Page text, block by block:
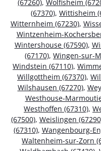
(67260), Wolfisheim
(67370), Wittisheim
Witternheim (67230),
Wintzenheim-
Wintershouse (67590),
(67170), Wingen-sur-
Windstein (67110),
Willgottheim (67370),
Wilshausen (67270),
Westhouse-
Westhoffen (67310),
(67500), Weislingen
(67310), Wangenbourg-
Waltenheim-sur-Zorn